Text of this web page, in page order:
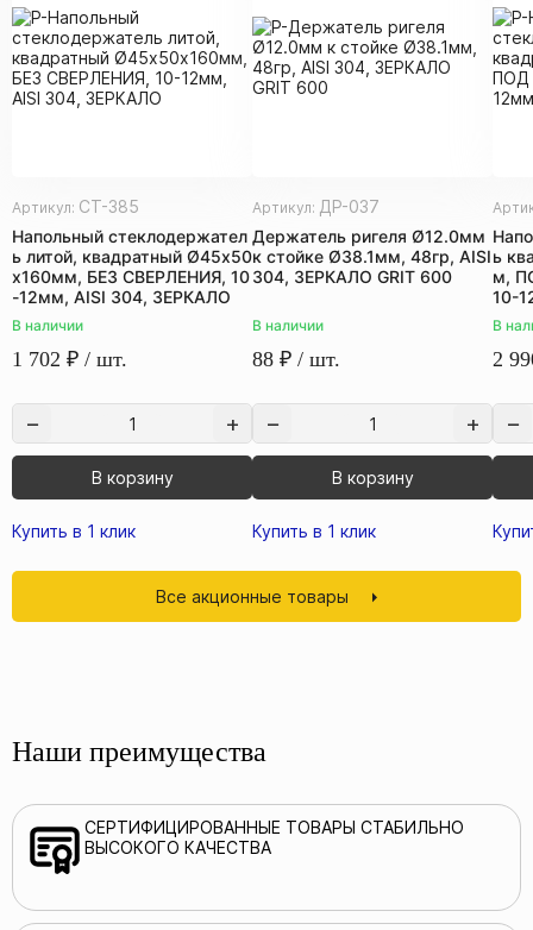
Артикул: СТ-385
Напольный стеклодержател
ь литой, квадратный Ø45х50
х160мм, БЕЗ СВЕРЛЕНИЯ, 10
-12мм, AISI 304, ЗЕРКАЛО
В наличии
1 702 ₽ / шт.
В корзину
Купить в 1 клик
Артикул: ДР-037
Держатель ригеля Ø12.0мм
к стойке Ø38.1мм, 48гр, AISI
304, ЗЕРКАЛО GRIT 600
В наличии
88 ₽ / шт.
В корзину
Купить в 1 клик
ь
м,
10-
В
2
Все акционные товары
Наши преимущества
СЕРТИФИЦИРОВАННЫЕ ТОВАРЫ СТАБИЛЬНО
ВЫСОКОГО КАЧЕСТВА